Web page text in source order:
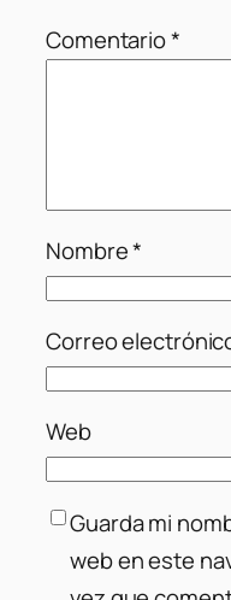
Comentario*
Nombre*
Correo
Web
Guarda mi
web en este